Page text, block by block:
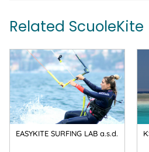
Related ScuoleKite
EASYKITE SURFING LAB a.s.d.